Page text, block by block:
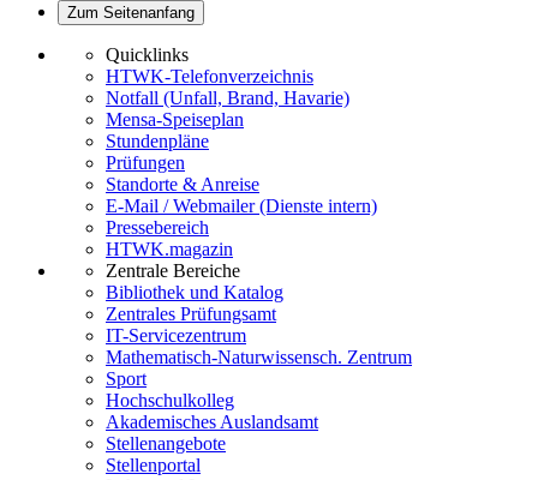
Zum Seitenanfang
Quicklinks
HTWK-Telefonverzeichnis
Notfall (Unfall, Brand, Havarie)
Mensa-Speiseplan
Stundenpläne
Prüfungen
Standorte & Anreise
E-Mail / Webmailer (Dienste intern)
Pressebereich
HTWK.magazin
Zentrale Bereiche
Bibliothek und Katalog
Zentrales Prüfungsamt
IT-Servicezentrum
Mathematisch-Naturwissensch. Zentrum
Sport
Hochschulkolleg
Akademisches Auslandsamt
Stellenangebote
Stellenportal